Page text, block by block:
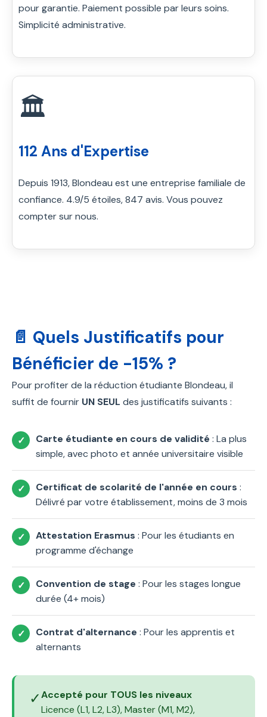
pour garantie. Paiement possible par leurs soins.
Simplicité administrative.
🏛️
112 Ans d'Expertise
Depuis 1913, Blondeau est une entreprise familiale de
confiance. 4.9/5 étoiles, 847 avis. Vous pouvez
compter sur nous.
📄 Quels Justificatifs pour
Bénéficier de -15% ?
Pour profiter de la réduction étudiante Blondeau, il
suffit de fournir UN SEUL des justificatifs suivants :
Carte étudiante en cours de validité : La plus
simple, avec photo et année universitaire visible
Certificat de scolarité de l'année en cours :
Délivré par votre établissement, moins de 3 mois
Attestation Erasmus : Pour les étudiants en
programme d'échange
Convention de stage : Pour les stages longue
durée (4+ mois)
Contrat d'alternance : Pour les apprentis et
alternants
✓Accepté pour TOUS les niveaux
Licence (L1, L2, L3), Master (M1, M2),